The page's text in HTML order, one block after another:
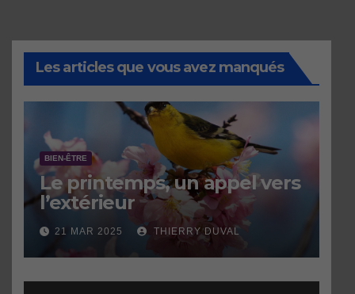
Les articles que vous avez manqués
BIEN-ÊTRE
Le printemps, un appel vers
l’extérieur
21 MAR 2025 THIERRY DUVAL